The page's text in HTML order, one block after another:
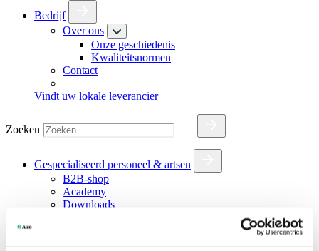
Bedrijf
Over ons
Onze geschiedenis
Kwaliteitsnormen
Contact
Vindt uw lokale leverancier
Zoeken
Gespecialiseerd personeel & artsen
B2B-shop
Academy
Downloads